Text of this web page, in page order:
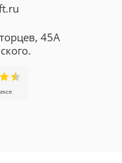
45А